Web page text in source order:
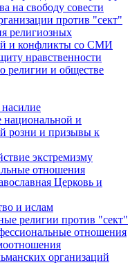
на свободу совести
против "сект"
религиозных
и конфликты со СМИ
нравственности
религии и обществе
национальной и
розни и призывы к
экстремизму
отношения
Церковь и
и ислам
религии против "сект"
отношения
организаций